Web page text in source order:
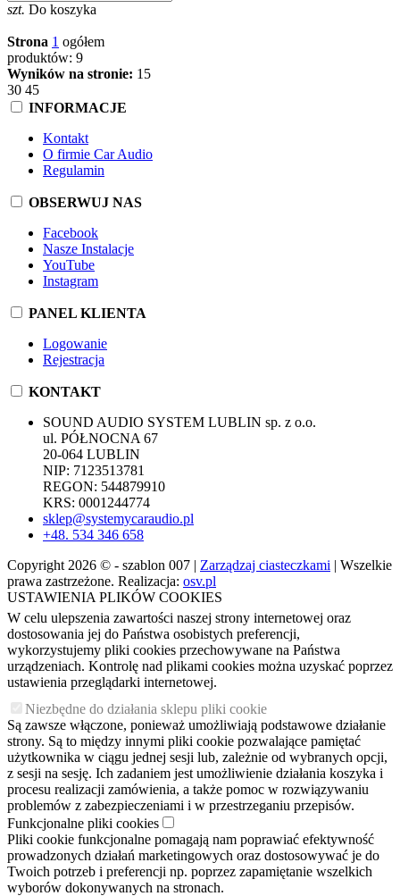
szt. Do koszyka
Strona 1 ogółem
produktów: 9
Wyników na stronie: 15
30 45
INFORMACJE
Kontakt
O firmie Car Audio
Regulamin
OBSERWUJ NAS
Facebook
Nasze Instalacje
YouTube
Instagram
PANEL KLIENTA
Logowanie
Rejestracja
KONTAKT
SOUND AUDIO SYSTEM LUBLIN sp. z o.o.
ul. PÓŁNOCNA 67
20-064 LUBLIN
NIP: 7123513781
REGON: 544879910
KRS: 0001244774
sklep@systemycaraudio.pl
+48. 534 346 658
Copyright 2026 © - szablon 007 | Zarządzaj ciasteczkami | Wszelkie
prawa zastrzeżone. Realizacja: osv.pl
USTAWIENIA PLIKÓW COOKIES
W celu ulepszenia zawartości naszej strony internetowej oraz
dostosowania jej do Państwa osobistych preferencji,
wykorzystujemy pliki cookies przechowywane na Państwa
urządzeniach. Kontrolę nad plikami cookies można uzyskać poprzez
ustawienia przeglądarki internetowej.
Niezbędne do działania sklepu pliki cookie
Są zawsze włączone, ponieważ umożliwiają podstawowe działanie
strony. Są to między innymi pliki cookie pozwalające pamiętać
użytkownika w ciągu jednej sesji lub, zależnie od wybranych opcji,
z sesji na sesję. Ich zadaniem jest umożliwienie działania koszyka i
procesu realizacji zamówienia, a także pomoc w rozwiązywaniu
problemów z zabezpieczeniami i w przestrzeganiu przepisów.
Funkcjonalne pliki cookies
Pliki cookie funkcjonalne pomagają nam poprawiać efektywność
prowadzonych działań marketingowych oraz dostosowywać je do
Twoich potrzeb i preferencji np. poprzez zapamiętanie wszelkich
wyborów dokonywanych na stronach.